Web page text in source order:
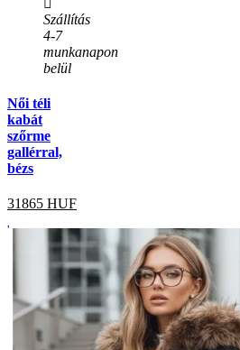
Szállítás
4-7
munkanapon
belül
Női téli
kabát
szőrme
gallérral,
bézs
31865 HUF